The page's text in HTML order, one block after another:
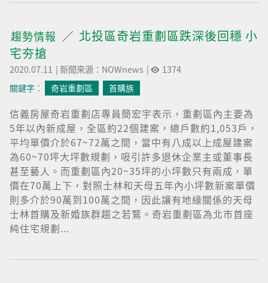
趨勢情報
北投區奇岩重劃區跌深後回穩 小
宅夯搶
2020.07.11 |新聞來源：NOWnews | 1374
關鍵字︰ 奇岩重劃區 首購族
信義房屋奇岩重劃店專員簡宏宇表示，重劃區內主要為
5年以內新成屋，全區約22個建案，總戶數約1,053戶，
平均單價介於67~72萬之間，當中有八成以上成屋建案
為60~70坪大坪數規劃，吸引許多退休企業主或董事長
甚至藝人。而重劃區內20~35坪的小坪數只有兩成，單
價在70萬上下，對照士林和天母五年內小坪數新案單價
則多介於90萬到100萬之間，因此讓有地緣關係的天母
士林首購及新婚族群趨之若鶩。奇岩重劃區為北市首座
純住宅規劃...